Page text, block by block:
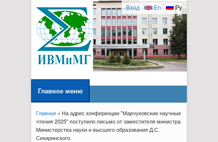
Ру
En
Вход
Главное меню
Вы здесь
Главная» На адрес конференции "Марчуковские научные
чтения 2025" поступило письмо от заместителя министра
Министерства науки и высшего образования Д.С.
Секиринского.